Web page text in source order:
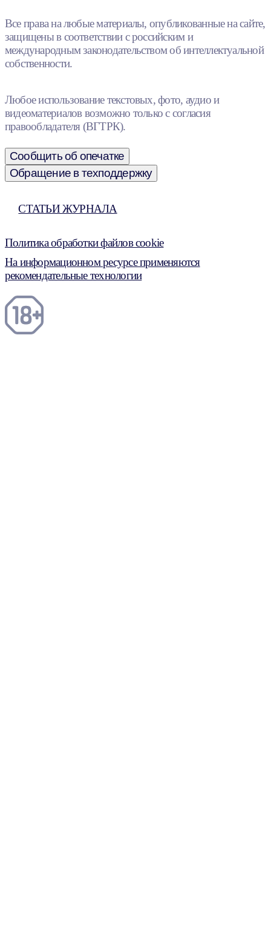
Все права на любые материалы, опубликованные на сайте,
защищены в соответствии с российским и
международным законодательством об интеллектуальной
собственности.
Любое использование текстовых, фото, аудио и
видеоматериалов возможно только с согласия
правообладателя (ВГТРК).
Сообщить об опечатке
Обращение в техподдержку
СТАТЬИ ЖУРНАЛА
Политика обработки файлов cookie
На информационном ресурсе применяются
рекомендательные технологии